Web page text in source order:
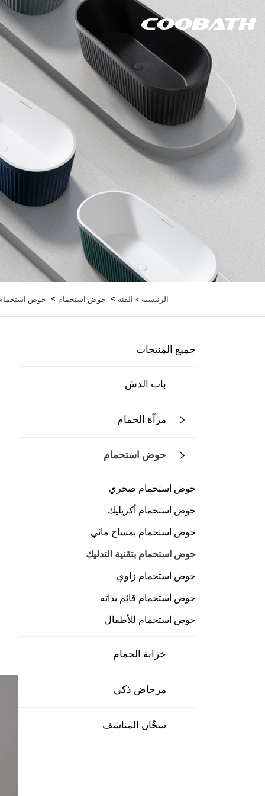
الرئيسية > الفئة > حوض استحمام > حوض استحمام
جميع المنتجات
باب الدش
مرآة الحمام
حوض استحمام
حوض استحمام صخري
حوض استحمام أكريليك
حوض استحمام بمساج مائي
حوض استحمام بتقنية التدليك
حوض استحمام زاوي
حوض استحمام قائم بذاته
حوض استحمام للأطفال
خزانة الحمام
مرحاض ذكي
سخّان المناشف